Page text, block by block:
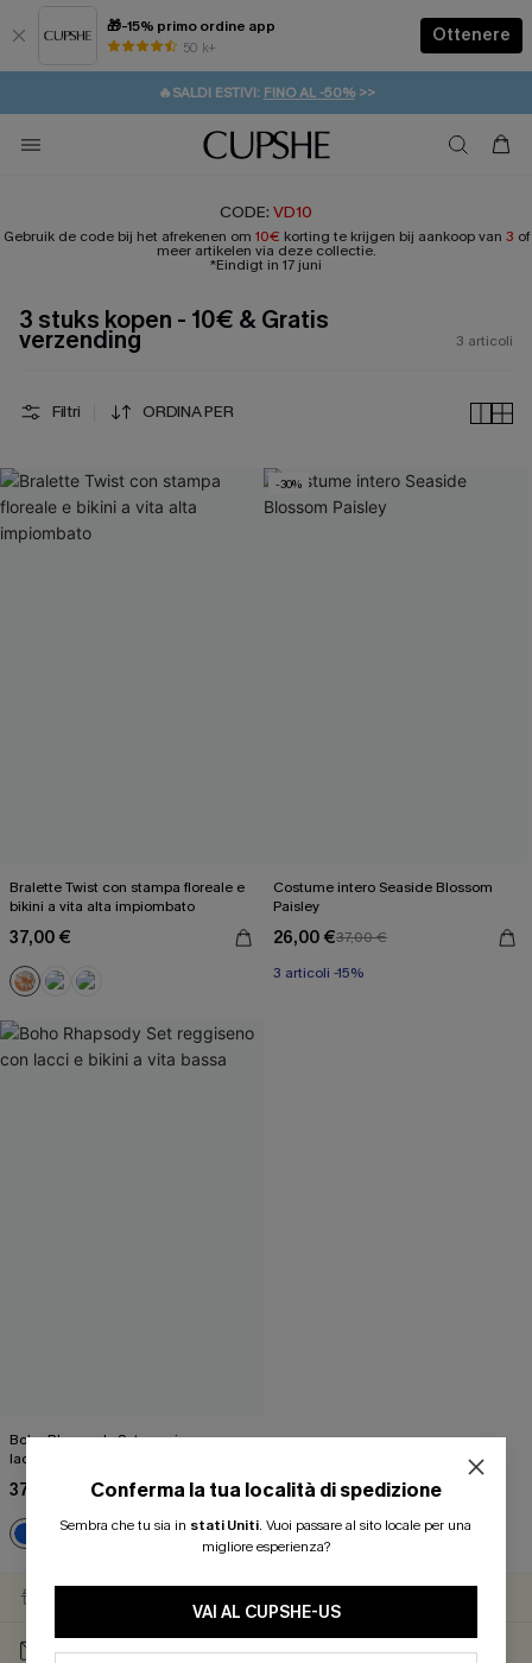
🎁-15% primo ordine app
50 k+
Ottenere
⚡️-15% SUGLI ESSENZIALI DA VACANZA | ACQUISTA
🔥SALDI ESTIVI: FINO AL -50%>>
🚚SPEDIZIONE GRATUITA DA 49€
💌REGALO PER I NUOVI: 20% DI SCONTO*
CODE: VD10
Gebruik de code bij het afrekenen om 10€ korting te krijgen bij aankoop van 3 of
meer artikelen via deze collectie.
*Eindigt in 17 juni
3 stuks kopen - 10€ & Gratis
verzending 3 articoli
Filtri ORDINA PER
Bralette Twist con stampa floreale e
bikini a vita alta impiombato
37,00 €
-30%
Costume intero Seaside Blossom
Paisley
26,00 €37,00 €
3 articoli -15%
Boho Rhapsody Set reggiseno con
lacci e bikini a vita bassa
37,00 € Conferma la tua località di spedizione
Sembra che tu sia in stati Uniti. Vuoi passare al sito locale per una
migliore esperienza?
VAI AL CUPSHE-US
ISCRIVITI: -15% | 20% SU
-10% SUL 1° ORDINE